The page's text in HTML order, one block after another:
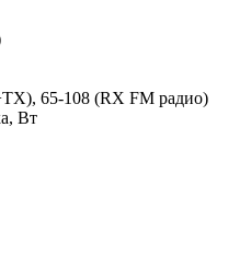
65-108 (RX FM радио)
Вт